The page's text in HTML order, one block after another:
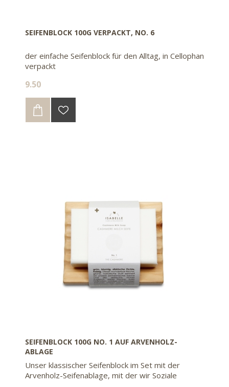
SEIFENBLOCK 100G VERPACKT, NO. 6
der einfache Seifenblock für den Alltag, in Cellophan
verpackt
9.50
SEIFENBLOCK 100G NO. 1 AUF ARVENHOLZ-
ABLAGE
Unser klassischer Seifenblock im Set mit der
Arvenholz-Seifenablage, mit der wir Soziale